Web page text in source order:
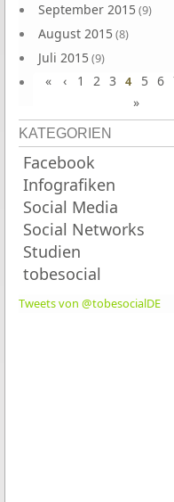
September 2015(9)
August 2015(8)
Juli 2015(9)
Juni 2015(9)
« ‹ 1 2 3 4 5 6
»
KATEGORIEN
Facebook
Infografiken
Social Media
Social Networks
Studien
tobesocial
Tweets von @tobesocialDE